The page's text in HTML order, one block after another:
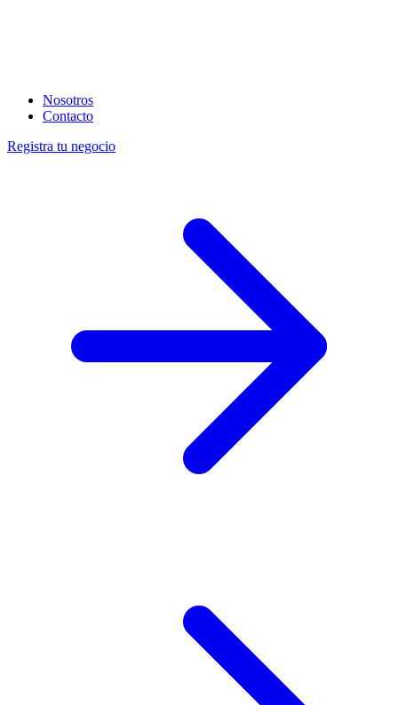
Nosotros
Contacto
Registra tu negocio